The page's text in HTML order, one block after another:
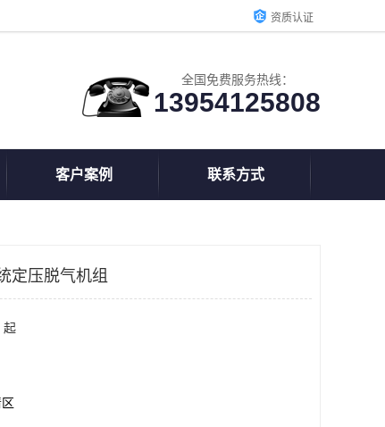
资质认证
全国免费服务热线：
13954125808
客户案例 联系方式
定压脱气机组
起
区